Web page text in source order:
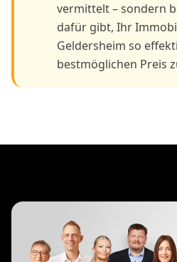
vermittelt – sondern
dafür gibt, Ihr
Geldersheim so
bestmöglichen Preis